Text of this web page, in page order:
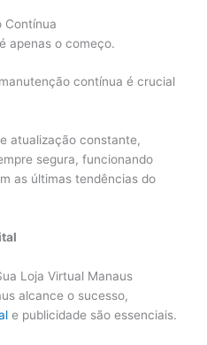
Contínua
apenas o começo.
contínua é crucial
atualização constante,
segura, funcionando
as últimas tendências do
Loja Virtual Manaus
alcance o sucesso,
e publicidade são essenciais.